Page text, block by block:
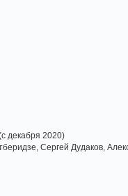
декабря 2020)
Сергей Дудаков,